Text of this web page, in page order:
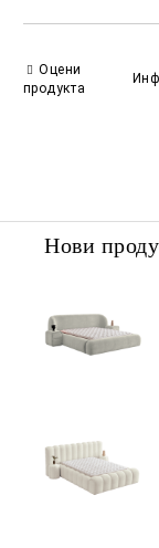
Оцени
продукта
Нови